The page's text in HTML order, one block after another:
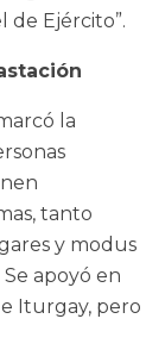
de Ejército”.
la
tanto
y modus
apoyó en
Iturgay, pero